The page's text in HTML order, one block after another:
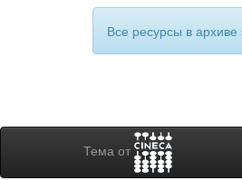
Все ресурсы в
Тема от